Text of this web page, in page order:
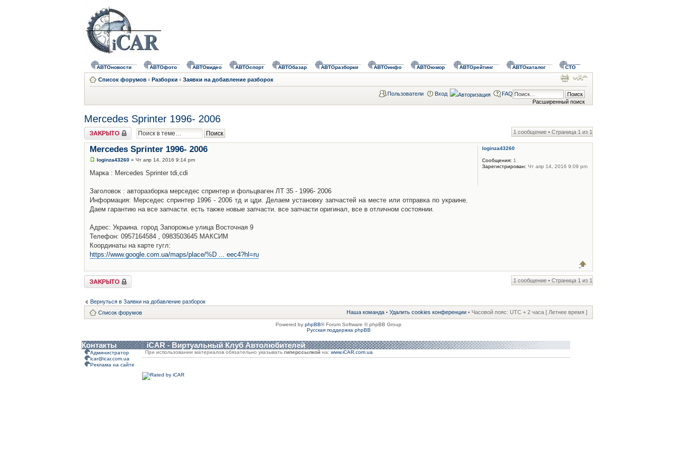
АВТОновости АВТОфото АВТОвидео АВТОспорт АВТОбазар АВТОразборки АВТОинфо АВТОюмор АВТОрейтинг АВТОкаталог СТО
Список форумов ‹ Разборки ‹ Заявки на добавление разборок
Расширенный поиск
Пользователи Вход FAQ
Mercedes Sprinter 1996- 2006
Закрыто 1 сообщение • Страница 1 из 1
Mercedes Sprinter 1996- 2006
loginza43260 » Чт апр 14, 2016 9:14 pm
Марка : Mercedes Sprinter tdi,cdi
Заголовок : авторазборка мерседес спринтер и фольцваген ЛТ 35 - 1996- 2006
Информация: Мерседес спринтер 1996 - 2006 тд и цди. Делаем установку запчастей на месте или отправка по украине.
Даем гарантию на все запчасти. есть также новые запчасти. все запчасти оригинал, все в отличном состоянии.
Адрес: Украина. город Запорожье улица Восточная 9
Телефон: 0957164584 , 0983503645 МАКСИМ
Координаты на карте гугл:
https://www.google.com.ua/maps/place/%D ... eec4?hl=ru
loginza43260
Сообщения: 1
Зарегистрирован: Чт апр 14, 2016 9:09 pm
Закрыто 1 сообщение • Страница 1 из 1
Вернуться в Заявки на добавление разборок
Список форумов
Наша команда • Удалить cookies конференции • Часовой пояс: UTC + 2 часа [ Летнее время ]
Powered by phpBB® Forum Software © phpBB Group
Русская поддержка phpBB
Контакты iCAR - Виртуальный Клуб Автолюбителей
Администратор
icar@icar.com.ua
Реклама на сайте
При использовании материалов обязательно указывать гиперссылкой на: www.iCAR.com.ua